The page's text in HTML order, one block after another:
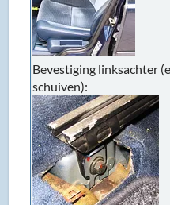
Bevestiging linksachter
schuiven):